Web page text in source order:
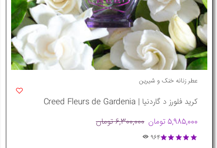
عطر زنانه خنک و شیرین
کرید فلورز د گاردنیا | Creed Fleurs de Gardenia
5,985,000 تومان
6,300,000 تومان
964